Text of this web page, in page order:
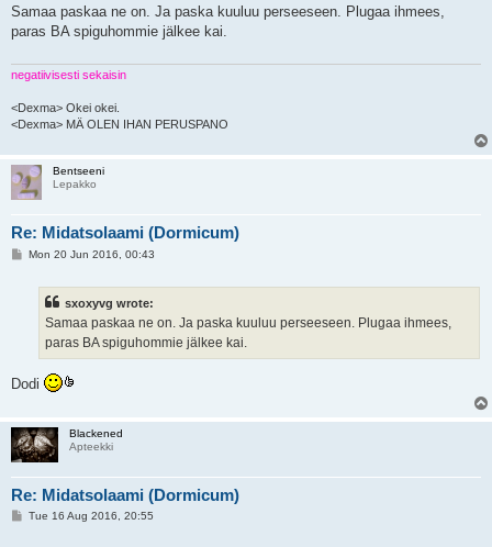
s
Samaa paskaa ne on. Ja paska kuuluu perseeseen. Plugaa ihmees,
paras BA spiguhommie jälkee kai.
negatiivisesti sekaisin
<Dexma> Okei okei.
<Dexma> MÄ OLEN IHAN PERUSPANO
Bentseeni
Lepakko
Re: Midatsolaami (Dormicum)
PMon 20 Jun 2016, 00:43
sxoxyvg wrote:
Samaa paskaa ne on. Ja paska kuuluu perseeseen. Plugaa ihmees,
paras BA spiguhommie jälkee kai.
Dodi
Blackened
Apteekki
Re: Midatsolaami (Dormicum)
PTue 16 Aug 2016, 20:55